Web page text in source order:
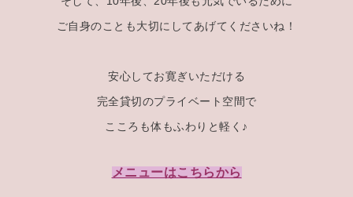
ご自身のことも大切にしてあげてくださいね！
安心してお寛ぎいただける
完全貸切のプライベート空間で
こころも体もふわりと軽く♪
メニューはこちらから